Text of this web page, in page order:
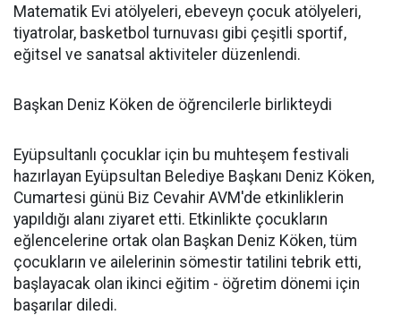
Matematik Evi atölyeleri, ebeveyn çocuk atölyeleri,
tiyatrolar, basketbol turnuvası gibi çeşitli sportif,
eğitsel ve sanatsal aktiviteler düzenlendi.
Başkan Deniz Köken de öğrencilerle birlikteydi
Eyüpsultanlı çocuklar için bu muhteşem festivali
hazırlayan Eyüpsultan Belediye Başkanı Deniz Köken,
Cumartesi günü Biz Cevahir AVM'de etkinliklerin
yapıldığı alanı ziyaret etti. Etkinlikte çocukların
eğlencelerine ortak olan Başkan Deniz Köken, tüm
çocukların ve ailelerinin sömestir tatilini tebrik etti,
başlayacak olan ikinci eğitim - öğretim dönemi için
başarılar diledi.